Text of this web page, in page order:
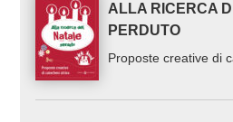
ALLA RICERCA
PERDUTO
Proposte creative di